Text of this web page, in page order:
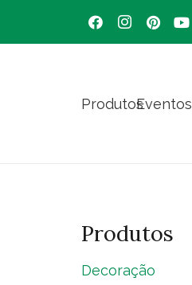
ProdutosEventos
Produtos
Decoração